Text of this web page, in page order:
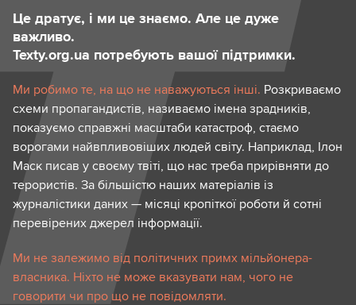
Це дратує, і ми це знаємо. Але це дуже
важливо.
Texty.org.ua потребують вашої підтримки.
Ми робимо те, на що не наважуються інші. Розкриваємо
схеми пропагандистів, називаємо імена зрадників,
показуємо справжні масштаби катастроф, стаємо
ворогами найвпливовіших людей світу. Наприклад, Ілон
Маск писав у своєму твіті, що нас треба прирівняти до
терористів. За більшістю наших матеріалів із
журналістики даних — місяці кропіткої роботи й сотні
перевірених джерел інформації.
Ми не залежимо від політичних примх мільйонера-
власника. Ніхто не може вказувати нам, чого не
говорити чи про що не повідомляти.